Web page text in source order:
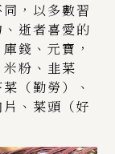
，以多數習
逝者喜愛的
錢、元寶，
粉、韭菜
（勤勞）、
、菜頭（好